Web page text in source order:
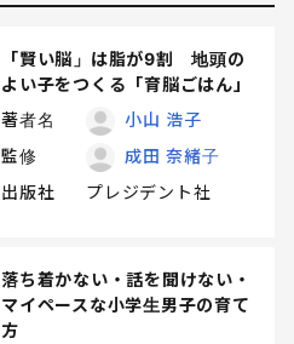
「賢い脳」は脂が9割 地頭の
よい子をつくる「育脳ごはん」
著者名
小山 浩子
監修
成田 奈緒子
出版社
プレジデント社
落ち着かない・話を聞けない・
マイペースな小学生男子の育て
方